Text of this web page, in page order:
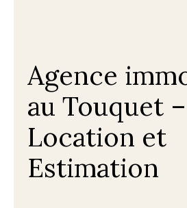
Agence
au Touquet
Location et
Estimation